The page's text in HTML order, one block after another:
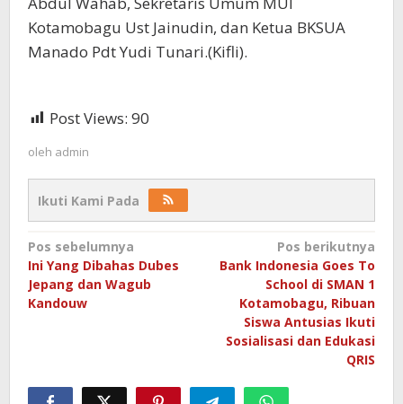
Kotamobagu Ust Jainudin, dan Ketua BKSUA
Manado Pdt Yudi Tunari.(Kifli).
Post Views: 90
oleh admin
Ikuti Kami Pada
Navigasi
pos
Pos sebelumnya
Ini Yang Dibahas Dubes
Jepang dan Wagub
Kandouw
Pos berikutnya
Bank Indonesia Goes To
School di SMAN 1
Kotamobagu, Ribuan
Siswa Antusias Ikuti
Sosialisasi dan Edukasi
QRIS